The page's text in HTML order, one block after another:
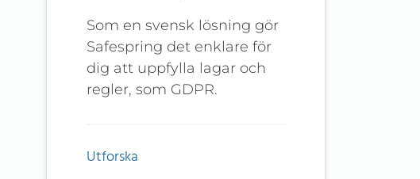
Som en svensk lösning gör
Safespring det enklare för
dig att uppfylla lagar och
regler, som GDPR.
Utforska